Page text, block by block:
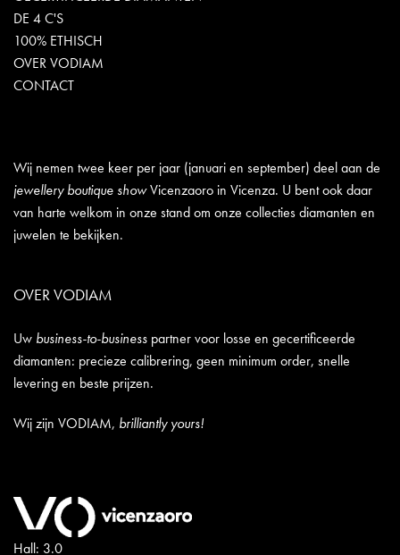
DE 4 C'S
100% ETHISCH
OVER VODIAM
CONTACT
Wij nemen twee keer per jaar (januari en september) deel aan de
jewellery boutique showVicenzaoro in Vicenza. U bent ook daar
van harte welkom in onze stand om onze collecties diamanten en
juwelen te bekijken.
OVER VODIAM
Uw business-to-business partner voor losse en gecertificeerde
diamanten: precieze calibrering, geen minimum order, snelle
levering en beste prijzen.
Wij zijn VODIAM, brilliantly yours!
Hall: 3.0